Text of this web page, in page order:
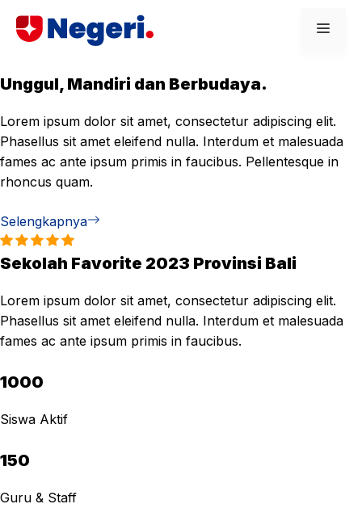
Unggul, Mandiri dan Berbudaya.
Lorem ipsum dolor sit amet, consectetur adipiscing elit.
Phasellus sit amet eleifend nulla. Interdum et malesuada
fames ac ante ipsum primis in faucibus. Pellentesque in
rhoncus quam.
Selengkapnya
Sekolah Favorite 2023 Provinsi Bali
Lorem ipsum dolor sit amet, consectetur adipiscing elit.
Phasellus sit amet eleifend nulla. Interdum et malesuada
fames ac ante ipsum primis in faucibus.
1000
Siswa Aktif
150
Guru & Staff